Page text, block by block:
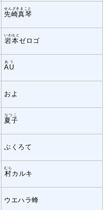
先崎真琴
せんざきまこと
岩本
いわもと
ゼロゴ
AU
あう
およ
夏子
なつこ
ぶくろて
村
むら
カルキ
ウエハラ蜂